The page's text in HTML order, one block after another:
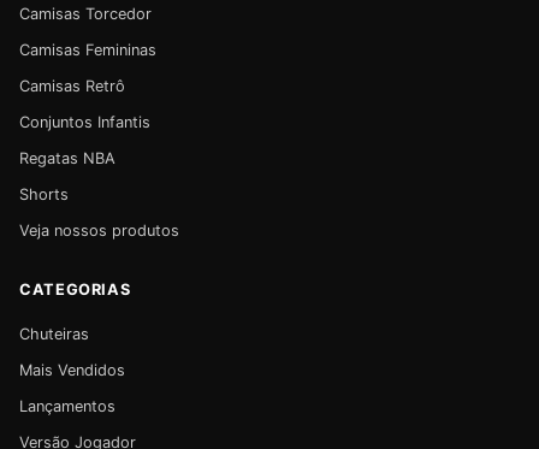
Camisas Torcedor
Camisas Femininas
Camisas Retrô
Conjuntos Infantis
Regatas NBA
Shorts
Veja nossos produtos
CATEGORIAS
Chuteiras
Mais Vendidos
Lançamentos
Versão Jogador